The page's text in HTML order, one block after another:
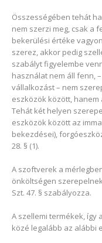
Összességében tehát
nem szerzi meg, csak a
bekerülési értéke
szerez, akkor pedig
szabályt figyelembe
használat nem áll fenn,
vállalkozást – nem
eszközök között,
Tehát két helyen
eszközök között az
bekezdései),
28. § (1).
A szoftverek a
önköltségen
Szt. 47. § szabályozza.
A szellemi termékek,
közé legalább az alábbi